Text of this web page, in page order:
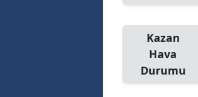
Kazan
Hava
Durumu